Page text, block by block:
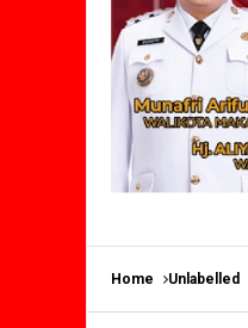
Home Unlabelled